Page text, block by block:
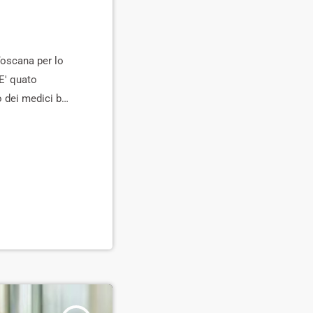
per lo
quato
medici ben
indietro per